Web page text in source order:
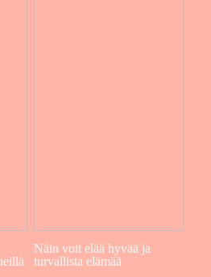
Näin voit elää hyvää ja
turvallista elämää